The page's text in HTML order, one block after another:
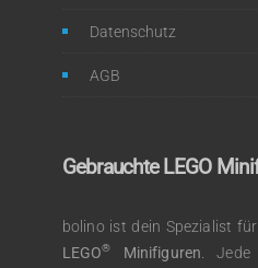
Datenschutz
AGB
Gebrauchte LEGO
bolino ist dein Spezialist
LEGO® Minifiguren. Jede